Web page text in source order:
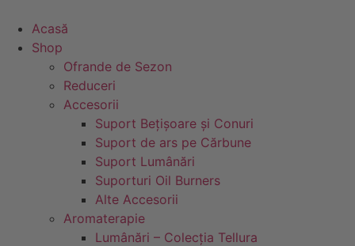
conținut
Acasă
Shop
Ofrande de Sezon
Reduceri
Accesorii
Suport Bețișoare și Conuri
Suport de ars pe Cărbune
Suport Lumânări
Suporturi Oil Burners
Alte Accesorii
Aromaterapie
Lumânări – Colecția Tellura